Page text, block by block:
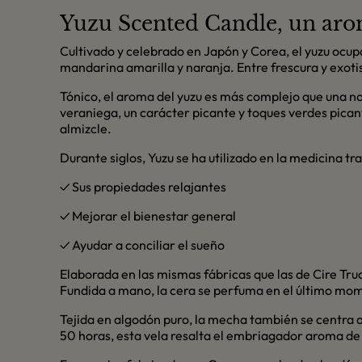
Yuzu Scented Candle, un
Cultivado y celebrado en Japón y Corea, el yuzu
mandarina amarilla y naranja. Entre frescura y
Tónico, el aroma del yuzu es más complejo que una
veraniega, un carácter picante y toques verdes
almizcle.
Durante siglos, Yuzu se ha utilizado en la medicina
✓ Sus propiedades relajantes
✓ Mejorar el bienestar general
✓ Ayudar a conciliar el sueño
Elaborada en las mismas fábricas que las de Cire
Fundida a mano, la cera se perfuma en el último
Tejida en algodón puro, la mecha también se
50 horas, esta vela resalta el embriagador aroma